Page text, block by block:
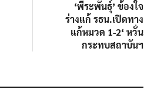
post:
‘พีระพันธุ์’ ข้องใจ
ร่างแก้ รธน.เปิดทาง
แก้หมวด 1-2‘ หวั่น
กระทบสถาบันฯ